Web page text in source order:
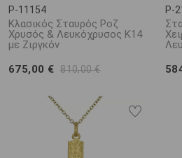
P-11154
Κλασικός Σταυρός Ροζ
Χρυσός & Λευκόχρυσος Κ14
με Ζιργκόν
675,00 € 810,00 €
P-